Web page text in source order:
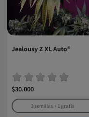
Jealousy Z XL Auto®
$30.000